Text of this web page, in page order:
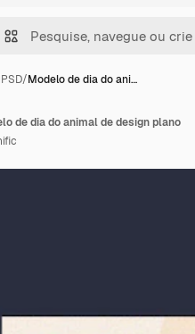
PSD/Modelo de dia do ani…
de dia do animal de design plano